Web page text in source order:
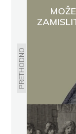
PRETHODNO